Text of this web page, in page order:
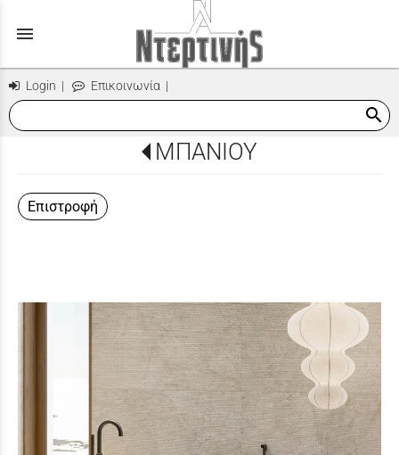
menu
Login | Επικοινωνία |
search
ΜΠΑΝΙΟΥ
Επιστροφή